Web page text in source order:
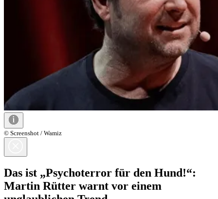
© Screenshot / Wamiz
Das ist „Psychoterror für den Hund!“:
Martin Rütter warnt vor einem